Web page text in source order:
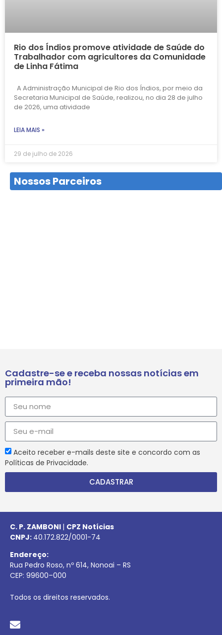
Rio dos Índios promove atividade de Saúde do
Trabalhador com agricultores da Comunidade
de Linha Fátima
A Administração Municipal de Rio dos Índios, por meio da
Secretaria Municipal de Saúde, realizou, no dia 28 de julho
de 2026, uma atividade
LEIA MAIS »
29 de julho de 2026
Nossos Parceiros
Cadastre-se e receba nossas notícias em
primeira mão!
Aceito receber e-mails deste site e concordo com as
Políticas de Privacidade.
CADASTRAR
C. P. ZAMBONI | CPZ Notícias
CNPJ: 40.172.822/0001-74
Endereço:
Rua Pedro Roso, nº 614, Nonoai – RS
CEP: 99600–000
Todos os direitos reservados.